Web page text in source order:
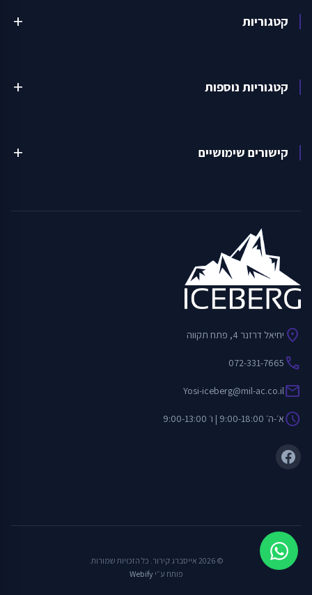
קטגוריות add
קטגוריות נוספות add
קישורים שימושיים add
location_on יחיאל דרזנר 4, פתח תקווה
call
072-331-7665
mail
Yosi-iceberg@mil-ac.co.il
scheduleא׳-ה׳ 9:00-18:00 | ו׳ 9:00-13:00
© 2026 אייסברג קירור. כל הזכויות שמורות.
פותח ע״יWebify